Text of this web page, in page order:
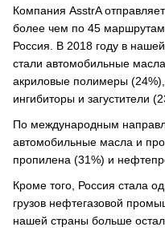
Компания AsstrA
более чем по 45
Россия. В 2018 году в
стали автомобильные
акриловые полимеры (24%),
ингибиторы и загустители
По международным
автомобильные масла и
пропилена (31%) и
Кроме того, Россия стала
грузов нефтегазовой
нашей страны больше